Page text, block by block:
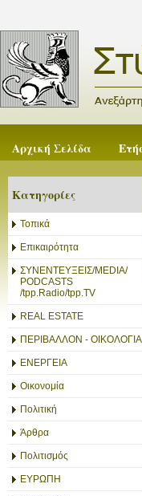
Αρχική Σελίδα
Κατηγορίες
Τοπικά
Επικαιρότητα
ΣΥΝΕΝΤΕΥΞΕΙΣ/MEDIA/
PODCASTS
/tpp.Radio/tpp.TV
REAL ESTATE
ΠΕΡΙΒΑΛΛΟΝ - ΟΙΚΟΛΟΓΙΑ
ΕΝΕΡΓΕΙΑ
Οικονομία
Πολιτική
Άρθρα
Πολιτισμός
ΕΥΡΩΠΗ